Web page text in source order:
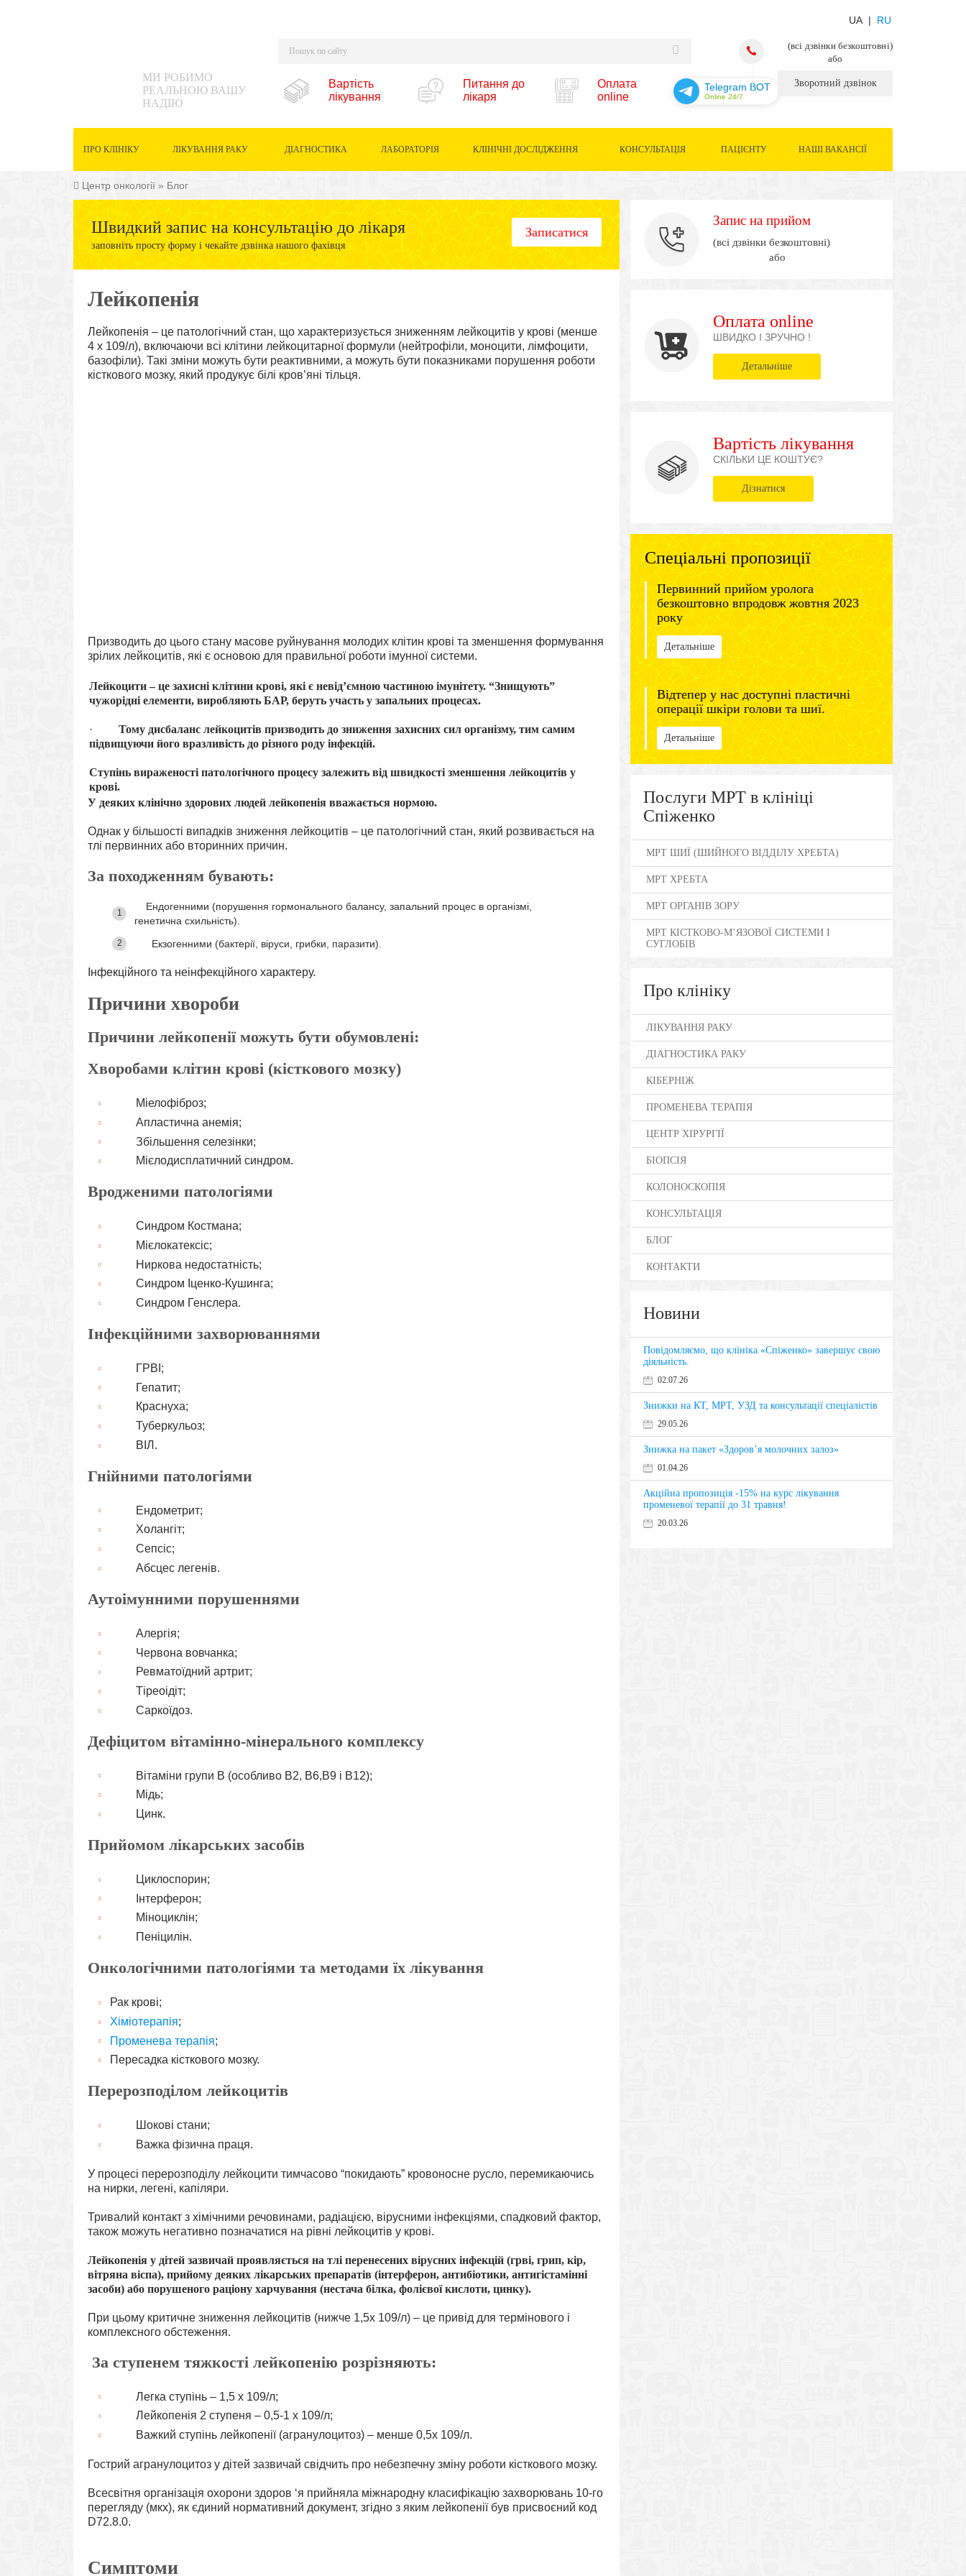
(всі дзвінки безкоштовні)
або
Зворотний дзвінок
UA | RU
МИ РОБИМО
РЕАЛЬНОЮ ВАШУ
НАДІЮ
Вартість
лікування
Питання до
лікаря
Оплата
online
Telegram BOT
Online 24/7
ПРО КЛІНІКУ ЛІКУВАННЯ РАКУ ДІАГНОСТИКА ЛАБОРАТОРІЯ КЛІНІЧНІ ДОСЛІДЖЕННЯ КОНСУЛЬТАЦІЯ ПАЦІЄНТУ НАШІ ВАКАНСІЇ
Центр онкології » Блог
Швидкий запис на консультацію до лікаря
заповніть просту форму і чекайте дзвінка нашого фахівця
Записатися
Лейкопенія
Лейкопенія – це патологічний стан, що характеризується зниженням лейкоцитів у крові (менше
4 х 109/л), включаючи всі клітини лейкоцитарної формули (нейтрофіли, моноцити, лімфоцити,
базофіли). Такі зміни можуть бути реактивними, а можуть бути показниками порушення роботи
кісткового мозку, який продукує білі кров’яні тільця.
Призводить до цього стану масове руйнування молодих клітин крові та зменшення формування
зрілих лейкоцитів, які є основою для правильної роботи імунної системи.
Лейкоцити – це захисні клітини крові, які є невід’ємною частиною імунітету. “Знищують”
чужорідні елементи, виробляють БАР, беруть участь у запальних процесах.
·
Тому дисбаланс лейкоцитів призводить до зниження захисних сил організму, тим самим
підвищуючи його вразливість до різного роду інфекцій.
Ступінь вираженості патологічного процесу залежить від швидкості зменшення лейкоцитів у
крові.
У деяких клінічно здорових людей лейкопенія вважається нормою.
Однак у більшості випадків зниження лейкоцитів – це патологічний стан, який розвивається на
тлі первинних або вторинних причин.
За походженням бувають:
Ендогенними (порушення гормонального балансу, запальний процес в організмі,
генетична схильність).
Екзогенними (бактерії, віруси, грибки, паразити).
Інфекційного та неінфекційного характеру.
Причини хвороби
Причини лейкопенії можуть бути обумовлені:
Хворобами клітин крові (кісткового мозку)
Міелофіброз;
Апластична анемія;
Збільшення селезінки;
Мієлодисплатичний синдром.
Вродженими патологіями
Синдром Костмана;
Мієлокатексіс;
Ниркова недостатність;
Синдром Іценко-Кушинга;
Синдром Генслера.
Інфекційними захворюваннями
ГРВІ;
Гепатит;
Краснуха;
Туберкульоз;
ВІЛ.
Гнійними патологіями
Ендометрит;
Холангіт;
Сепсіс;
Абсцес легенів.
Аутоімунними порушеннями
Алергія;
Червона вовчанка;
Ревматоїдний артрит;
Тіреоідіт;
Саркоїдоз.
Дефіцитом вітамінно-мінерального комплексу
Вітаміни групи В (особливо В2, В6,В9 і В12);
Мідь;
Цинк.
Прийомом лікарських засобів
Циклоспорин;
Інтерферон;
Міноциклін;
Пеніцилін.
Онкологічними патологіями та методами їх лікування
Рак крові;
Хіміотерапія;
Променева терапія;
Пересадка кісткового мозку.
Перерозподілом лейкоцитів
Шокові стани;
Важка фізична праця.
У процесі перерозподілу лейкоцити тимчасово “покидають” кровоносне русло, перемикаючись
на нирки, легені, капіляри.
Тривалий контакт з хімічними речовинами, радіацією, вірусними інфекціями, спадковий фактор,
також можуть негативно позначатися на рівні лейкоцитів у крові.
Лейкопенія у дітей зазвичай проявляється на тлі перенесених вірусних інфекцій (грві, грип, кір,
вітряна віспа), прийому деяких лікарських препаратів (інтерферон, антибіотики, антигістамінні
засоби) або порушеного раціону харчування (нестача білка, фолієвої кислоти, цинку).
При цьому критичне зниження лейкоцитів (нижче 1,5х 109/л) – це привід для термінового і
комплексного обстеження.
За ступенем тяжкості лейкопенію розрізняють:
Легка ступінь – 1,5 х 109/л;
Лейкопенія 2 ступеня – 0,5-1 х 109/л;
Важкий ступінь лейкопенії (агранулоцитоз) – менше 0,5х 109/л.
Гострий агранулоцитоз у дітей зазвичай свідчить про небезпечну зміну роботи кісткового мозку.
Всесвітня організація охорони здоров ‘я прийняла міжнародну класифікацію захворювань 10-го
перегляду (мкх), як єдиний нормативний документ, згідно з яким лейкопенії був присвоєний код
D72.8.0.
Симптоми
Запис на прийом
(всі дзвінки безкоштовні)
або
Оплата online
ШВИДКО І ЗРУЧНО !
Детальніше
Вартість лікування
СКІЛЬКИ ЦЕ КОШТУЄ?
Дізнатися
Спеціальні пропозиції
Первинний прийом уролога
безкоштовно впродовж жовтня 2023
року
Детальніше
Відтепер у нас доступні пластичні
операції шкіри голови та шиї.
Детальніше
Послуги МРТ в клініці
Спіженко
МРТ ШИЇ (ШИЙНОГО ВІДДІЛУ ХРЕБТА)
МРТ ХРЕБТА
МРТ ОРГАНІВ ЗОРУ
МРТ КІСТКОВО-М’ЯЗОВОЇ СИСТЕМИ І
СУГЛОБІВ
Про клініку
ЛІКУВАННЯ РАКУ
ДІАГНОСТИКА РАКУ
КІБЕРНІЖ
ПРОМЕНЕВА ТЕРАПІЯ
ЦЕНТР ХІРУРГІЇ
БІОПСІЯ
КОЛОНОСКОПІЯ
КОНСУЛЬТАЦІЯ
БЛОГ
КОНТАКТИ
Новини
Повідомляємо, що клініка «Спіженко» завершує свою
діяльність.
02.07.26
Знижки на КТ, МРТ, УЗД та консультації спеціалістів
29.05.26
Знижка на пакет «Здоров’я молочних залоз»
01.04.26
Акційна пропозиція -15% на курс лікування
променевої терапії до 31 травня!
20.03.26